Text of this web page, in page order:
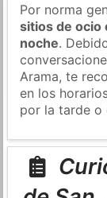
Por norma
sitios de ocio
noche.
Arama, te
en los
por la tarde o